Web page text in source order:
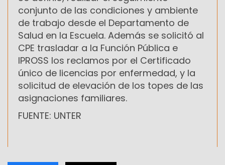
conjunto de las condiciones y ambiente
de trabajo desde el Departamento de
Salud en la Escuela. Además se solicitó al
CPE trasladar a la Función Pública e
IPROSS los reclamos por el Certificado
único de licencias por enfermedad, y la
solicitud de elevación de los topes de las
asignaciones familiares.
FUENTE: UNTER